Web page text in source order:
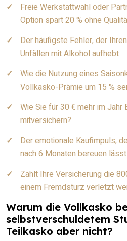
Freie Werkstattwahl oder
Option spart 20 % ohne
Der häufigste Fehler, der
Unfällen mit Alkohol aufhebt
Wie die Nutzung eines
Vollkasko-Prämie um 15 %
Wie Sie für 30 € mehr im
mitversichern?
Der emotionale Kaufimpuls,
nach 6 Monaten bereuen lässt
Zahlt Ihre Versicherung die
einem Fremdsturz verletzt
Warum die Vollkasko
selbstverschuldetem
Teilkasko aber nicht?